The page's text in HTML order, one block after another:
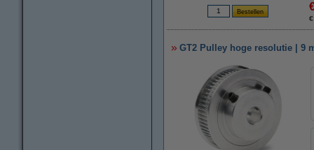
GT2 Pulley hoge resolutie | 9